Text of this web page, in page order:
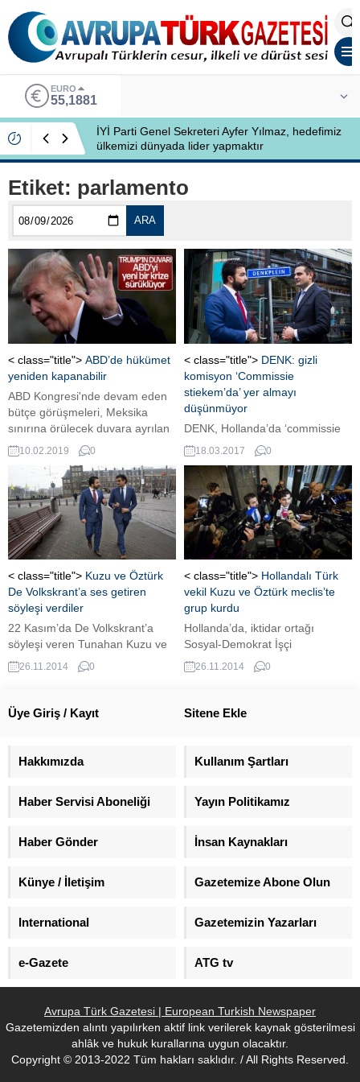
EURO
55,1881
İYİ Parti Genel Sekreteri Ayfer Yılmaz, hedefimiz
ülkemizi dünyada lider yapmaktır
Etiket: parlamento
ARA
< class="title"> ABD’de hükümet
yeniden kapanabilir
ABD Kongresi'nde devam eden
bütçe görüşmeleri, Meksika
sınırına örülecek duvara ayrılan
fon ve sınırda tutuklananların
sayısı konusunda mutabakat
olmaması nedeniyle tıkandı.
10.02.2019 0
< class="title"> DENK: gizli
komisyon ‘Commissie
stiekem’da’ yer almayı
düşünmüyor
DENK, Hollanda’da ‘commissie
stiekem’ olarak bilinen parti
liderlerinin gizli toplantılarına
katılmayacağını açıkladı.
18.03.2017 0
< class="title"> Kuzu ve Öztürk
De Volkskrant’a ses getiren
söyleşi verdiler
22 Kasım’da De Volkskrant’a
söyleşi veren Tunahan Kuzu ve
Selçuk Öztürk, partiden atılma
sürecinin nasıl geliştiğini şimdiye
ilginç bilgiler vererek anlattılar.
yüzüne çıkmamış parti içi
paylaştılar.
26.11.2014 0
< class="title"> Hollandalı Türk
vekil Kuzu ve Öztürk meclis’te
grup kurdu
Hollanda’da, iktidar ortağı
Sosyal-Demokrat İşçi
Partisi’nden (PvdA) geçen hafta
ihraç edilen Türk kökenli
Öztürk ve Tunahan Kuzu
kurdu.
26.11.2014 0
Üye Giriş / Kayıt Sitene Ekle
Hakkımızda Kullanım Şartları
Haber Servisi Aboneliği Yayın Politikamız
Haber Gönder İnsan Kaynakları
Künye / İletişim Gazetemize Abone Olun
International Gazetemizin Yazarları
e-Gazete ATG tv
Avrupa Türk Gazetesi | European Turkish Newspaper
Gazetemizden alıntı yapılırken aktif link verilerek kaynak gösterilmesi
ahlâk ve hukuk kurallarına uygun olacaktır.
Copyright © 2013-2022 Tüm hakları saklıdır. / All Rights Reserved.